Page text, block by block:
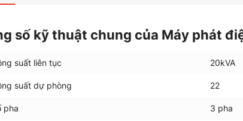
số kỹ thuật chung của Máy phát
suất liên tục 20kVA
suất dự phòng 22
pha 3 pha